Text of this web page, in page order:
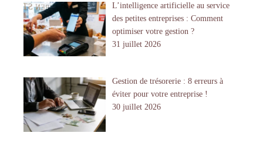
L’intelligence artificielle au service
des petites entreprises : Comment
optimiser votre gestion ?
31 juillet 2026
Gestion de trésorerie : 8 erreurs à
éviter pour votre entreprise !
30 juillet 2026